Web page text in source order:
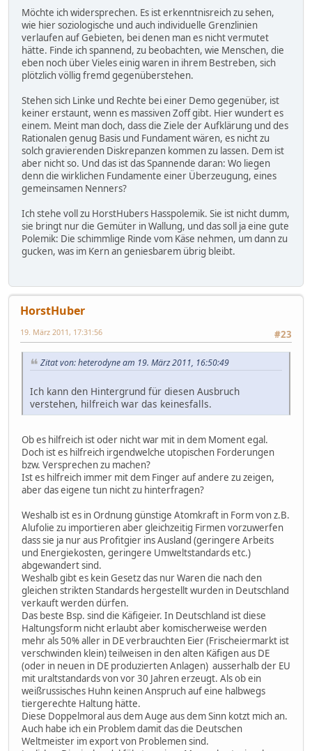
Möchte ich widersprechen. Es ist erkenntnisreich zu sehen,
wie hier soziologische und auch individuelle Grenzlinien
verlaufen auf Gebieten, bei denen man es nicht vermutet
hätte. Finde ich spannend, zu beobachten, wie Menschen, die
eben noch über Vieles einig waren in ihrem Bestreben, sich
plötzlich völlig fremd gegenüberstehen.
Stehen sich Linke und Rechte bei einer Demo gegenüber, ist
keiner erstaunt, wenn es massiven Zoff gibt. Hier wundert es
einem. Meint man doch, dass die Ziele der Aufklärung und des
Rationalen genug Basis und Fundament wären, es nicht zu
solch gravierenden Diskrepanzen kommen zu lassen. Dem ist
aber nicht so. Und das ist das Spannende daran: Wo liegen
denn die wirklichen Fundamente einer Überzeugung, eines
gemeinsamen Nenners?
Ich stehe voll zu HorstHubers Hasspolemik. Sie ist nicht dumm,
sie bringt nur die Gemüter in Wallung, und das soll ja eine gute
Polemik: Die schimmlige Rinde vom Käse nehmen, um dann zu
gucken, was im Kern an geniesbarem übrig bleibt.
HorstHuber
#23
19. März 2011, 17:31:56
Zitat von: heterodyne am 19. März 2011, 16:50:49
Ich kann den Hintergrund für diesen Ausbruch
verstehen, hilfreich war das keinesfalls.
Ob es hilfreich ist oder nicht war mit in dem Moment egal.
Doch ist es hilfreich irgendwelche utopischen Forderungen
bzw. Versprechen zu machen?
Ist es hilfreich immer mit dem Finger auf andere zu zeigen,
aber das eigene tun nicht zu hinterfragen?
Weshalb ist es in Ordnung günstige Atomkraft in Form von z.B.
Alufolie zu importieren aber gleichzeitig Firmen vorzuwerfen
dass sie ja nur aus Profitgier ins Ausland (geringere Arbeits
und Energiekosten, geringere Umweltstandards etc.)
abgewandert sind.
Weshalb gibt es kein Gesetz das nur Waren die nach den
gleichen strikten Standards hergestellt wurden in Deutschland
verkauft werden dürfen.
Das beste Bsp. sind die Käfigeier. In Deutschland ist diese
Haltungsform nicht erlaubt aber komischerweise werden
mehr als 50% aller in DE verbrauchten Eier (Frischeiermarkt ist
verschwinden klein) teilweisen in den alten Käfigen aus DE
(oder in neuen in DE produzierten Anlagen) ausserhalb der EU
mit uraltstandards von vor 30 Jahren erzeugt. Als ob ein
weißrussisches Huhn keinen Anspruch auf eine halbwegs
tiergerechte Haltung hätte.
Diese Doppelmoral aus dem Auge aus dem Sinn kotzt mich an.
Auch habe ich ein Problem damit das die Deutschen
Weltmeister im export von Problemen sind.